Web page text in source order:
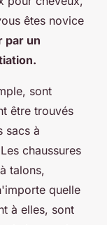
êtes novice
par un
sont
être trouvés
sacs à
chaussures
talons,
quelle
à elles, sont